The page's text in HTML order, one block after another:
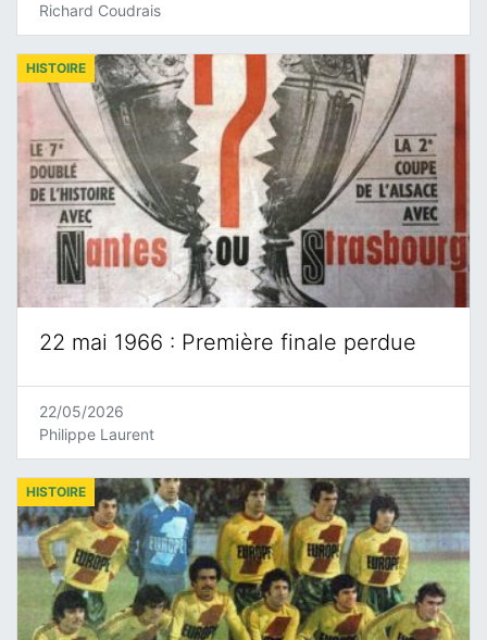
Richard Coudrais
22 mai 1966 : Première finale perdue
HISTOIRE
22/05/2026
Philippe Laurent
HISTOIRE